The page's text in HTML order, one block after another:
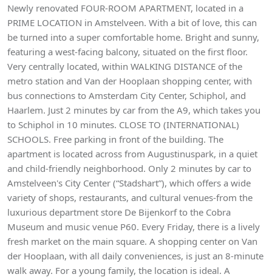
Newly renovated FOUR-ROOM APARTMENT, located in a
PRIME LOCATION in Amstelveen. With a bit of love, this can
be turned into a super comfortable home. Bright and sunny,
featuring a west-facing balcony, situated on the first floor.
Very centrally located, within WALKING DISTANCE of the
metro station and Van der Hooplaan shopping center, with
bus connections to Amsterdam City Center, Schiphol, and
Haarlem. Just 2 minutes by car from the A9, which takes you
to Schiphol in 10 minutes. CLOSE TO (INTERNATIONAL)
SCHOOLS. Free parking in front of the building. The
apartment is located across from Augustinuspark, in a quiet
and child-friendly neighborhood. Only 2 minutes by car to
Amstelveen's City Center (“Stadshart”), which offers a wide
variety of shops, restaurants, and cultural venues-from the
luxurious department store De Bijenkorf to the Cobra
Museum and music venue P60. Every Friday, there is a lively
fresh market on the main square. A shopping center on Van
der Hooplaan, with all daily conveniences, is just an 8-minute
walk away. For a young family, the location is ideal. A